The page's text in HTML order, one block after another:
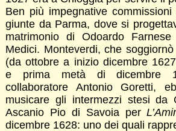
Ben più impegnative
giunte da Parma, dove si
matrimonio di Odoardo
Medici. Monteverdi, che
(da ottobre a inizio dicembre
e prima metà di dicembre
collaboratore Antonio Goretti,
musicare gli intermezzi stesi da
Ascanio Pio di Savoia per
dicembre 1628: uno dei quali